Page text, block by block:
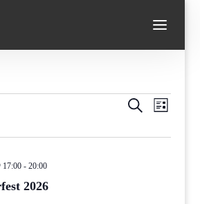
und
SucheListe
2026
17:00- 20:00